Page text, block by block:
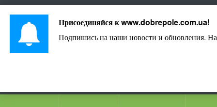
Присоединяйся кwww.dobrepole.com.ua!
Подпишись на наши новости и обновления.